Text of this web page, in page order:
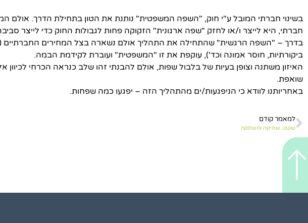
בשינוי חברתי המובל ע"י חוק, "השפה המשפטית" נותנת את הטון בתחילת הדרך. אולם
חברתי, היא לייצר ו/או לחזק "שפה ארגונית" הזקוקה פחות לגבולות החוק כדי לייצר
בדרך – "השפה הרגשית" שהתחילה את התהליך אולם נשארה בצל המחירים החברתיים
ביקורתיות, חוסר אמונה וכד'), עוקפת את זו "המשפטית" ועוברת לקידמת הבמה.
האיזון משתנה וצופן בעיות של בלבול שפות, אולם להבנתי זהו שלב כנראה הכרחי לכיוון
שואפת.
באחריותנו לוודא כי הניפגעות/ים מהתהליך הזה – יפגעו כמה שפחות.
למאמר קודם
שקט, שתיקה והשתקה